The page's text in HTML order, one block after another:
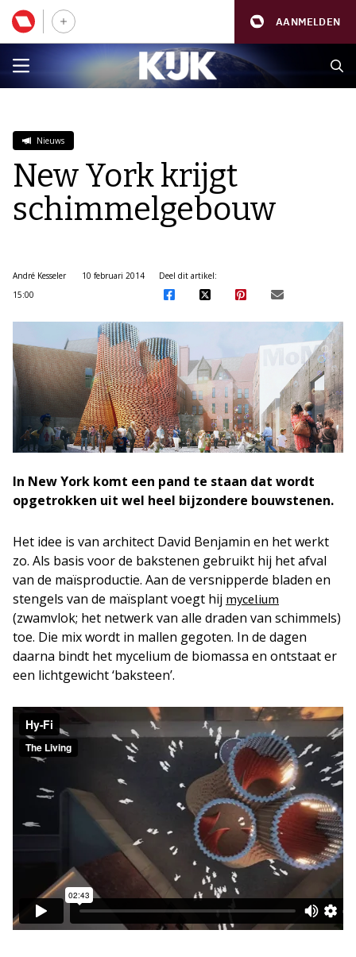
AANMELDEN
Nieuws
New York krijgt
schimmelgebouw
André Kesseler
10 februari 2014
15:00
Deel dit artikel:
In New York komt een pand te staan dat wordt
opgetrokken uit wel heel bijzondere bouwstenen.
Het idee is van architect David Benjamin en het werkt
zo. Als basis voor de bakstenen gebruikt hij het afval
van de maïsproductie. Aan de versnipperde bladen en
stengels van de maïsplant voegt hij mycelium
(zwamvlok; het netwerk van alle draden van schimmels)
toe. Die mix wordt in mallen gegoten. In de dagen
daarna bindt het mycelium de biomassa en ontstaat er
een lichtgewicht ‘baksteen’.